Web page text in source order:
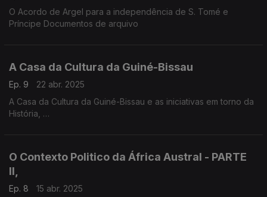
O Acordo de Argel para a independência de S. Tomé e
Príncipe Documentos de arquivo
A Casa da Cultura da Guiné-Bissau
Ep. 9
22 abr. 2025
A Casa da Cultura da Guiné-Bissau e as iniciativas em torno da
História,
O Contexto Politico da África Austral - PARTE
II,
Ep. 8
15 abr. 2025